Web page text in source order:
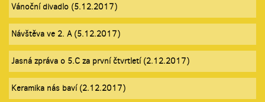
Vánoční divadlo (5.12.2017)
Návštěva ve 2. A (5.12.2017)
Jasná zpráva o 5.C za první čtvrtletí (2.12.2017)
Keramika nás baví (2.12.2017)